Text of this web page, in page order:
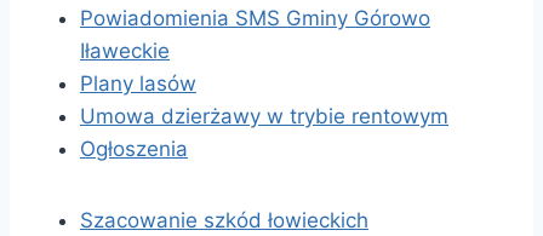
Powiadomienia SMS Gminy Górowo
Iławeckie
Plany lasów
Umowa dzierżawy w trybie rentowym
Ogłoszenia
Szacowanie szkód łowieckich